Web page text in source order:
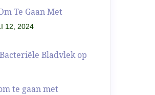
Te Gaan Met
12, 2024
Bladvlek op
te gaan met